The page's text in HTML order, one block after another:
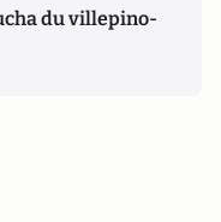
du villepino-